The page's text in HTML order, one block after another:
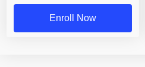
Enroll Now